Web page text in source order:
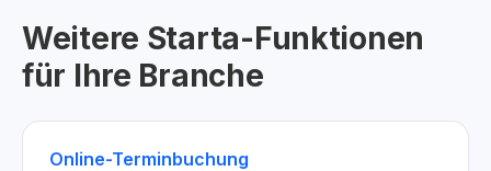
Weitere Starta-Funktionen
für Ihre Branche
Online-Terminbuchung